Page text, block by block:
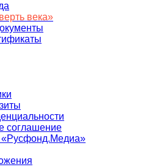
века»
соглашение
«Русфонд.Медиа»